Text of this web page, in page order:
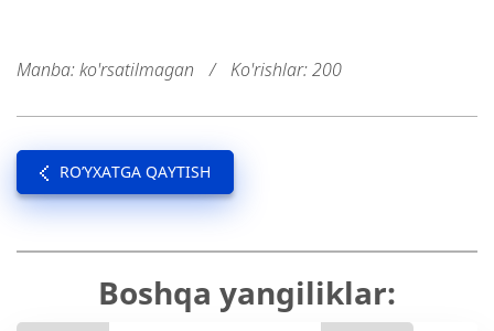
Manba: ko'rsatilmagan / Ko'rishlar: 200
RO’YXATGA QAYTISH
Boshqa yangiliklar: